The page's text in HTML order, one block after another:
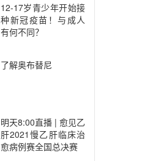
12-17岁青少年开始接
种新冠疫苗！与成人
有何不同？
了解奥布替尼
明天8:00直播 | 愈见乙
肝2021慢乙肝临床治
愈病例赛全国总决赛